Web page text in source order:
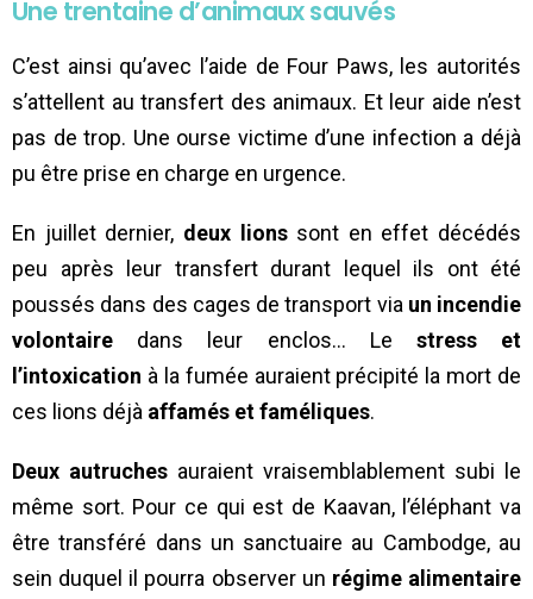
Une trentaine d’animaux sauvés
C’est ainsi qu’avec l’aide de Four Paws, les autorités
s’attellent au transfert des animaux. Et leur aide n’est
pas de trop. Une ourse victime d’une infection a déjà
pu être prise en charge en urgence.
En juillet dernier, deux lionssont en effet décédés
peu après leur transfert durant lequel ils ont été
poussés dans des cages de transport via un incendie
volontaire dans leur enclos… Le stress et
l’intoxication à la fumée auraient précipité la mort de
ces lions déjà affamés et faméliques.
Deux autruches auraient vraisemblablement subi le
même sort. Pour ce qui est de Kaavan, l’éléphant va
être transféré dans un sanctuaire au Cambodge, au
sein duquel il pourra observer un régime alimentaire